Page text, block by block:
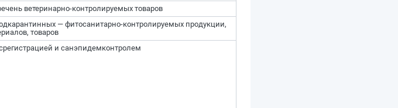
ветеринарно-контролируемых товаров
— фитосанитарно-контролируемых продукции,
товаров
и санэпидемконтролем